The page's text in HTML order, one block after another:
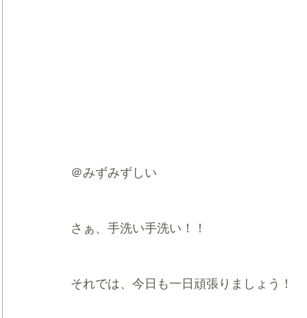
＠みずみずしい
さぁ、手洗い手洗い！！
それでは、今日も一日頑張りましょう！